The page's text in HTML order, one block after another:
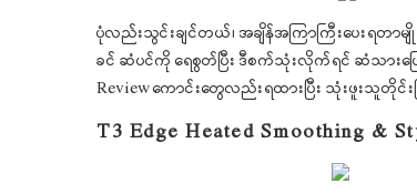
ပုံလည်းသွင်းချင်တယ်၊ အချိန်အကြာကြီးပေးရတ
ခင် ဆံပင်ကို ရေစွတ်ပြီး ဒီစက်သုံးလိုက်ရင် ဆံသားဖ
Review ကောင်းတွေလည်းရထားပြီး သုံးဖူးသူတိုင်
T3 Edge Heated Smoothing &